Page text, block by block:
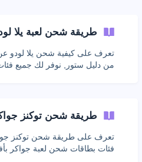
طريقة شحن لعبة يلا
تعرف على كيفية شحن يلا لودو
من دليل ستور, نوفر لك جميع
طريقة شحن توكنز
تعرف على طريقة شحن توكنز
فئات بطاقات شحن لعبة جواكر